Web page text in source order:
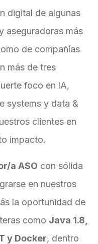
digital de algunas
aseguradoras más
de compañías
más de tres
foco en IA,
systems y data &
clientes en
impacto.
a ASO con sólida
en nuestros
la oportunidad de
como Java 1.8,
y Docker, dentro